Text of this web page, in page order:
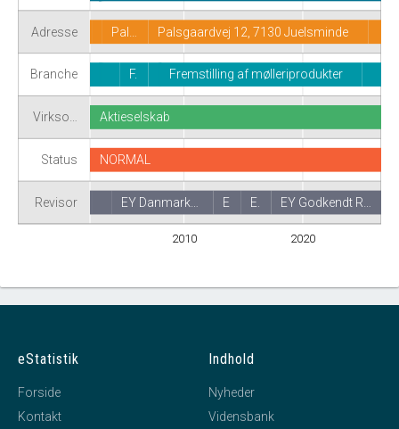
Adresse
Branche
Virkso…
Status
Revisor
2010 2020
Pal… Palsgaardvej 12, 7130 Juelsminde
F. Fremstilling af mølleriprodukter
Aktieselskab
NORMAL
EY Danmark… E E. EY Godkendt R…
eStatistik
Forside
Kontakt
Indhold
Nyheder
Vidensbank